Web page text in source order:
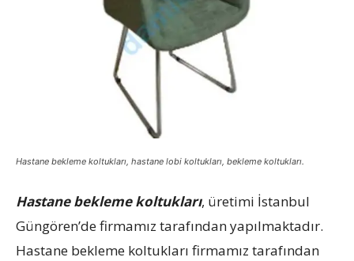
Hastane bekleme koltukları, hastane lobi koltukları, bekleme koltukları.
Hastane bekleme koltukları, üretimi İstanbul
Güngören’de firmamız tarafından yapılmaktadır.
Hastane bekleme koltukları firmamız tarafından